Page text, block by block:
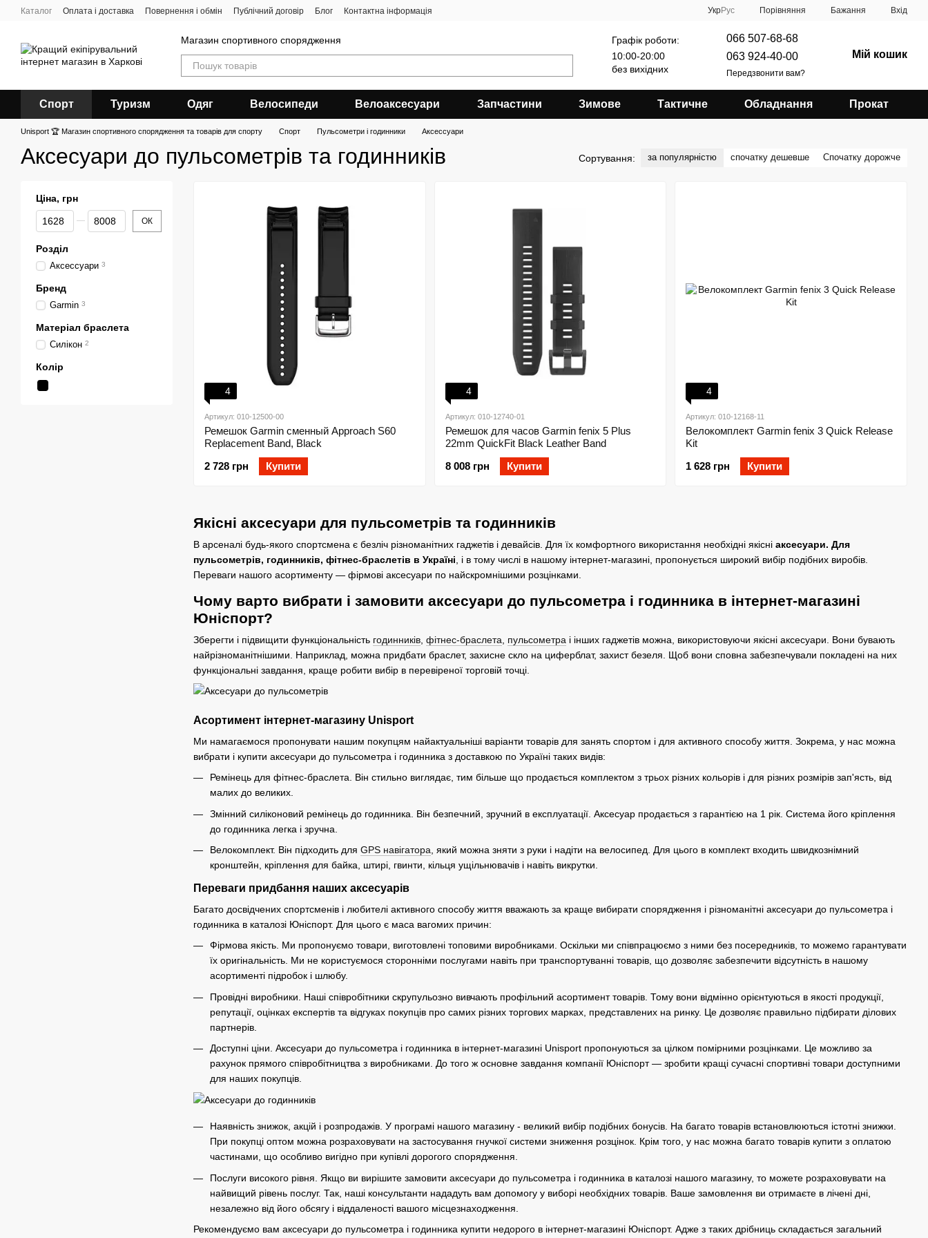
Перейти до основного контенту
Каталог Оплата і доставка Повернення і обмін Публічний договір Блог Контактна інформація УкрРус Порівняння Бажання Вхід
Магазин спортивного спорядження
Графік роботи:
10:00-20:00
без вихідних
066 507-68-68
063 924-40-00
Передзвонити вам?
Мій кошик
Спорт Туризм Одяг Велосипеди Велоаксесуари Запчастини Зимове Тактичне Обладнання Прокат
Unisport 🏆 Магазин спортивного спорядження та товарів для спорту Спорт Пульсометри і годинники Аксессуари
Аксесуари до пульсометрів та годинників Сортування: за популярністю спочатку дешевше Спочатку дорожче
Якісні аксесуари для пульсометрів та годинників
В арсеналі будь-якого спортсмена є безліч різноманітних гаджетів і девайсів. Для їх комфортного використання необхідні якісні аксесуари. Для
пульсометрів, годинників, фітнес-браслетів в Україні , і в тому числі в нашому інтернет-магазині, пропонується широкий вибір подібних виробів.
Переваги нашого асортименту — фірмові аксесуари по найскромнішими розцінками.
Чому варто вибрати і замовити аксесуари до пульсометра і годинника в інтернет-магазині
Юніспорт?
Зберегти і підвищити функціональність годинників фітнес-браслета пульсометра і інших гаджетів можна, використовуючи якісні аксесуари. Вони бувають
найрізноманітнішими. Наприклад, можна придбати браслет, захисне скло на циферблат, захист безеля. Щоб вони сповна забезпечували покладені на них
функціональні завдання, краще робити вибір в перевіреної торговій точці.
Асортимент інтернет-магазину Unisport
Ми намагаємося пропонувати нашим покупцям найактуальніші варіанти товарів для занять спортом і для активного способу життя. Зокрема, у нас можна
вибрати і купити аксесуари до пульсометра і годинника з доставкою по Україні таких видів:
Ремінець для фітнес-браслета. Він стильно виглядає, тим більше що продається комплектом з трьох різних кольорів і для різних розмірів зап'ясть, від
малих до великих.
Змінний силіконовий ремінець до годинника. Він безпечний, зручний в експлуатації. Аксесуар продається з гарантією на 1 рік. Система його кріплення
до годинника легка і зручна.
Велокомплект. Він підходить для GPS навігатора , який можна зняти з руки і надіти на велосипед. Для цього в комплект входить швидкознімний
кронштейн, кріплення для байка, штирі, гвинти, кільця ущільнювачів і навіть викрутки.
Переваги придбання наших аксесуарів
Багато досвідчених спортсменів і любителі активного способу життя вважають за краще вибирати спорядження і різноманітні аксесуари до пульсометра і
годинника в каталозі Юніспорт. Для цього є маса вагомих причин:
Фірмова якість. Ми пропонуємо товари, виготовлені топовими виробниками. Оскільки ми співпрацюємо з ними без посередників, то можемо гарантувати
їх оригінальність. Ми не користуємося сторонніми послугами навіть при транспортуванні товарів, що дозволяє забезпечити відсутність в нашому
асортименті підробок і шлюбу.
Провідні виробники. Наші співробітники скрупульозно вивчають профільний асортимент товарів. Тому вони відмінно орієнтуються в якості продукції,
репутації, оцінках експертів та відгуках покупців про самих різних торгових марках, представлених на ринку. Це дозволяє правильно підбирати ділових
партнерів.
Доступні ціни. Аксесуари до пульсометра і годинника в інтернет-магазині Unisport пропонуються за цілком помірними розцінками. Це можливо за
рахунок прямого співробітництва з виробниками. До того ж основне завдання компанії Юніспорт — зробити кращі сучасні спортивні товари доступними
для наших покупців.
Наявність знижок, акцій і розпродажів. У програмі нашого магазину - великий вибір подібних бонусів. На багато товарів встановлюються істотні знижки.
При покупці оптом можна розраховувати на застосування гнучкої системи зниження розцінок. Крім того, у нас можна багато товарів купити з оплатою
частинами, що особливо вигідно при купівлі дорогого спорядження.
Послуги високого рівня. Якщо ви вирішите замовити аксесуари до пульсометра і годинника в каталозі нашого магазину, то можете розраховувати на
найвищий рівень послуг. Так, наші консультанти нададуть вам допомогу у виборі необхідних товарів. Ваше замовлення ви отримаєте в лічені дні,
незалежно від його обсягу і віддаленості вашого місцезнаходження.
Рекомендуємо вам аксесуари до пульсометра і годинника купити недорого в інтернет-магазині Юніспорт. Адже з таких дрібниць складається загальний
4
Артикул: 010-12500-00
Ремешок Garmin сменный Approach S60
Replacement Band, Black
2 728 грн
Купити
4
Артикул: 010-12740-01
Ремешок для часов Garmin fenix 5 Plus
22mm QuickFit Black Leather Band
8 008 грн
Купити
4
Артикул: 010-12168-11
Велокомплект Garmin fenix 3 Quick Release
Kit
1 628 грн
Купити
Ціна, грн
Від Ціна, грн
До Ціна, грн ОК
Розділ
Аксессуари 3
Бренд
Garmin 3
Матеріал браслета
Силікон 2
Колір